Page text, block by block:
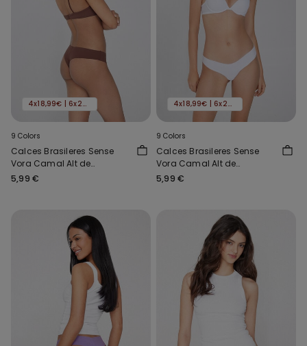
4x18,99€ | 6x24,99€
9 Colors
Calces Brasileres Sense
Vora Camal Alt de
Microfibra Reciclada
5,99 €
4x18,99€ | 6x24,99€
9 Colors
Calces Brasileres Sense
Vora Camal Alt de
Microfibra Reciclada
5,99 €